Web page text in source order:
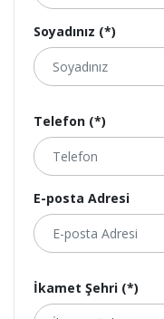
Soyadınız (*)
Telefon (*)
E-posta Adresi
İkamet Şehri (*)